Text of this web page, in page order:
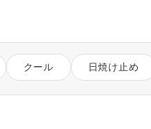
クール 日焼け止め